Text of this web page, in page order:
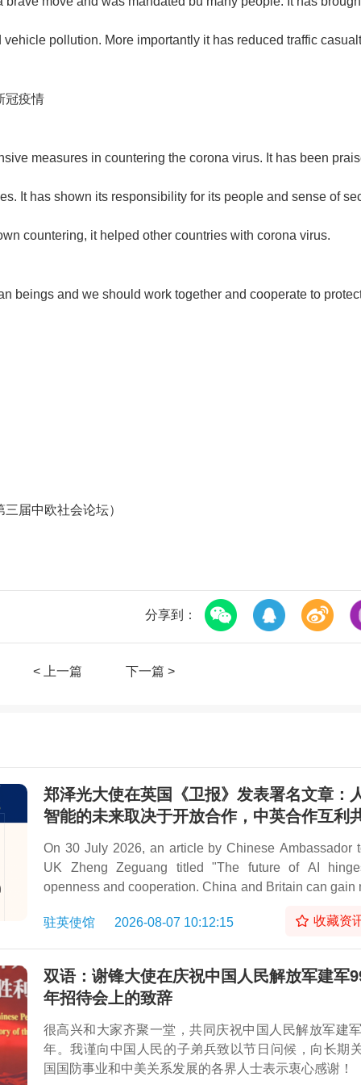
pollution. More importantly it has reduced traffic
冠疫情
measures in countering the corona virus. It has been
It has shown its responsibility for its people and sense of
countering, it helped other countries with corona virus.
beings and we should work together and cooperate to
届中欧社会论坛）
分享到：
< 上一篇 下一篇 >
郑泽光大使在英国《卫报》发表署名文章：
智能的未来取决于开放合作，中英合作互利
On 30 July 2026, an article by Chinese Ambassador
UK Zheng Zeguang titled "The future of AI
openness and cooperation. China and Britain can gain
newspaperThe Guardian.
驻英使馆 2026-08-07 10:12:15 收藏资
双语：谢锋大使在庆祝中国人民解放军建军
年招待会上的致辞
很高兴和大家齐聚一堂，共同庆祝中国人民解放军建
年。我谨向中国人民的子弟兵致以节日问候，向长期
国国防事业和中美关系发展的各界人士表示衷心感谢！